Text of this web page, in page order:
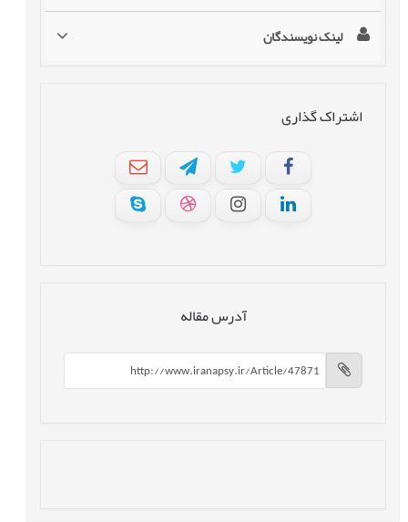
لینک نویسندگان
اشتراک گذاری
آدرس مقاله